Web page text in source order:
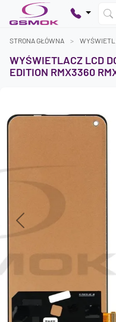
STRONA GŁÓWNA
WYŚWIETLACZ LCD
EDITION RMX3360
Previous